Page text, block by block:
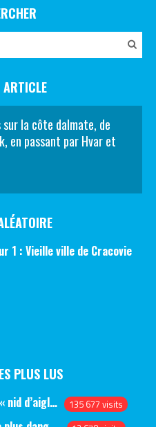
ARTICLE
la côte dalmate, de
en passant par Hvar et
1 : Vieille ville de Cracovie
PLUS LUS
Berchtesgaden : Visite du « nid d’aigle » et des bunkers d’Hitler 135 677 visits